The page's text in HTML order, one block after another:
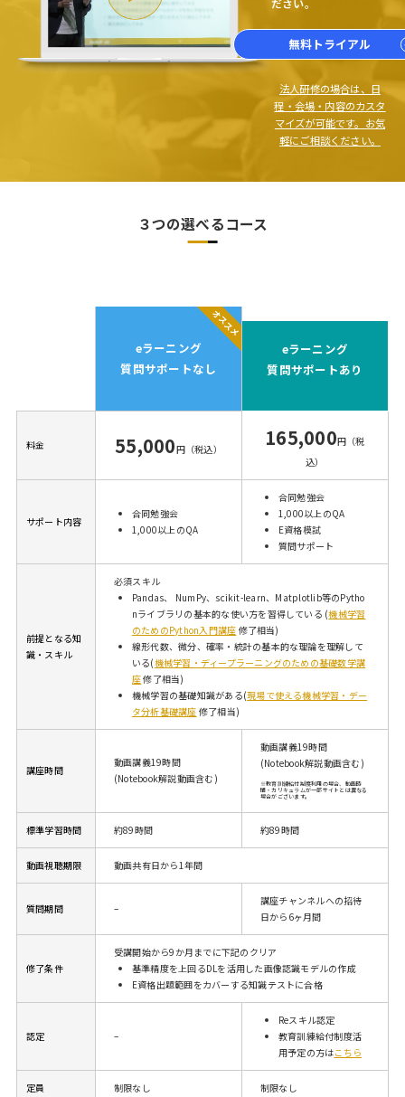
ださい。
無料トライアル
法人研修の場合は、日
程・会場・内容のカスタ
マイズが可能です。お気
軽にご相談ください。
３つの選べるコース
eラーニング
質問サポートなし
eラーニング
質問サポートあり
料金 55,000円（税込） 165,000円（税
込）
サポート内容
合同勉強会
1,000以上のQA
合同勉強会
1,000以上のQA
E資格模試
質問サポート
前提となる知
識・スキル
必須スキル
Pandas、 NumPy、scikit-learn、Matplotlib等のPytho
nライブラリの基本的な使い方を習得している (機械学習
のためのPython入門講座 修了相当)
線形代数、微分、確率・統計の基本的な理論を理解して
いる(機械学習・ディープラーニングのための基礎数学講
座修了相当)
機械学習の基礎知識がある(現場で使える機械学習・デー
タ分析基礎講座 修了相当)
講座時間
動画講義19時間
(Notebook解説動画含む)
動画講義19時間
(Notebook解説動画含む)
※教育訓練給付制度利用の場合、動画時
間・カリキュラムが一部サイトとは異なる
場合がございます。
標準学習時間 約89時間 約89時間
動画視聴期限 動画共有日から1年間
質問期間 –
講座チャンネルへの招待
日から6ヶ月間
修了条件
受講開始から9か月までに下記のクリア
基準精度を上回るDLを活用した画像認識モデルの作成
E資格出題範囲をカバーする知識テストに合格
認定 –
Reスキル認定
教育訓練給付制度活
用予定の方はこちら
定員 制限なし 制限なし